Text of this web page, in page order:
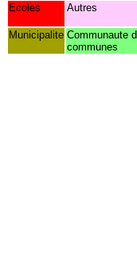
Ecoles Autres
Municipalite Communaute
communes